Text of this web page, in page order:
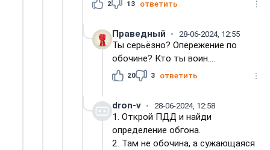
2 13 ответить
Праведный 28-06-2024, 12:55
Ты серьёзно? Опережение по
обочине? Кто ты воин....
20 3 ответить
dron-v 28-06-2024, 12:58
1. Открой ПДД и найди
определение обгона.
2. Там не обочина, а сужающаяся